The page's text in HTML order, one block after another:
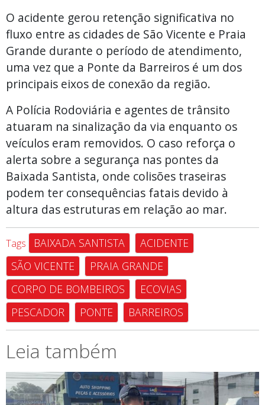
O acidente gerou retenção significativa no
fluxo entre as cidades de São Vicente e Praia
Grande durante o período de atendimento,
uma vez que a Ponte da Barreiros é um dos
principais eixos de conexão da região.
A Polícia Rodoviária e agentes de trânsito
atuaram na sinalização da via enquanto os
veículos eram removidos. O caso reforça o
alerta sobre a segurança nas pontes da
Baixada Santista, onde colisões traseiras
podem ter consequências fatais devido à
altura das estruturas em relação ao mar.
Tags BAIXADA SANTISTA
ACIDENTE
SÃO VICENTE
PRAIA GRANDE
CORPO DE BOMBEIROS
ECOVIAS
PESCADOR
PONTE BARREIROS
Leia também